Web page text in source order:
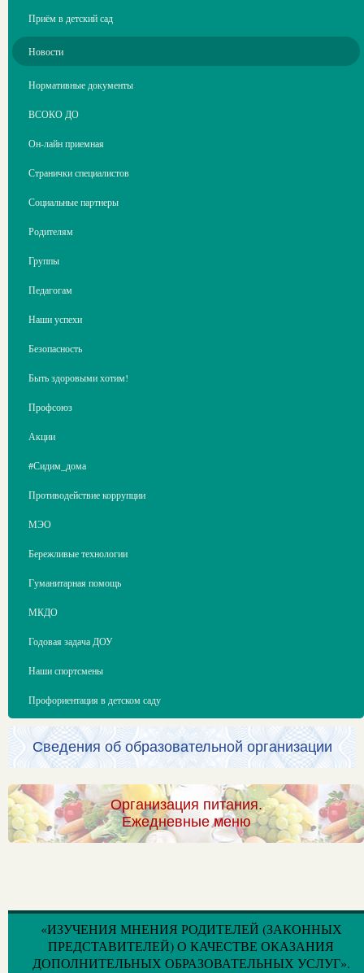
Приём в детский сад
Новости
Нормативные документы
ВСОКО ДО
Он-лайн приемная
Странички специалистов
Социальные партнеры
Родителям
Группы
Педагогам
Наши успехи
Безопасность
Быть здоровыми хотим!
Профсоюз
Акции
#Сидим_дома
Противодействие коррупции
МЭО
Бережливые технологии
Гуманитарная помощь
МКДО
Годовая задача ДОУ
Наши спортсмены
Профориентация в детском саду
Сведения об образовательной организации
Организация питания.
Ежедневные меню
«ИЗУЧЕНИЯ МНЕНИЯ РОДИТЕЛЕЙ (ЗАКОННЫХ
ПРЕДСТАВИТЕЛЕЙ) О КАЧЕСТВЕ ОКАЗАНИЯ
ДОПОЛНИТЕЛЬНЫХ ОБРАЗОВАТЕЛЬНЫХ УСЛУГ».